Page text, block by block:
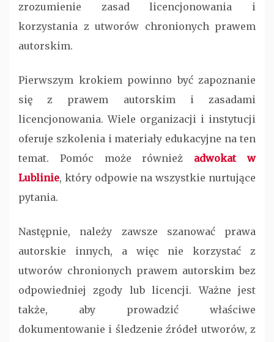
zrozumienie zasad licencjonowania i
korzystania z utworów chronionych prawem
autorskim.
Pierwszym krokiem powinno być zapoznanie
się z prawem autorskim i zasadami
licencjonowania. Wiele organizacji i instytucji
oferuje szkolenia i materiały edukacyjne na ten
temat. Pomóc może również adwokat w
Lublinie, który odpowie na wszystkie nurtujące
pytania.
Następnie, należy zawsze szanować prawa
autorskie innych, a więc nie korzystać z
utworów chronionych prawem autorskim bez
odpowiedniej zgody lub licencji. Ważne jest
także, aby prowadzić właściwe
dokumentowanie i śledzenie źródeł utworów, z